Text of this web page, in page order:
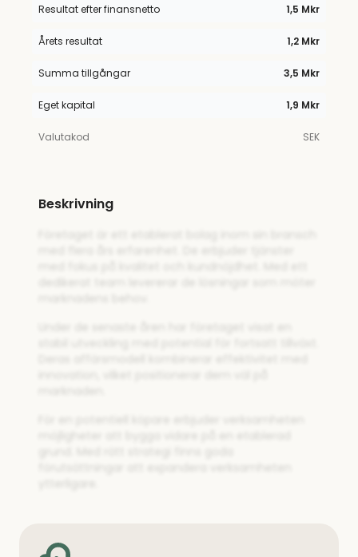
Resultat efter finansnetto 1,5 Mkr
Årets resultat 1,2 Mkr
Summa tillgångar 3,5 Mkr
Eget kapital 1,9 Mkr
Valutakod SEK
Beskrivning